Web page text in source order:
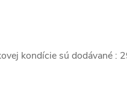
kondície sú dodávané :